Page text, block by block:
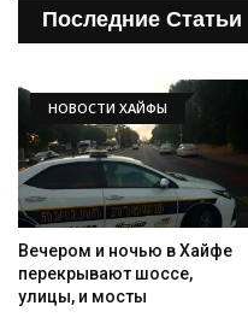
Последние Статьи
НОВОСТИ ХАЙФЫ
Вечером и ночью в Хайфе
перекрывают шоссе,
улицы, и мосты